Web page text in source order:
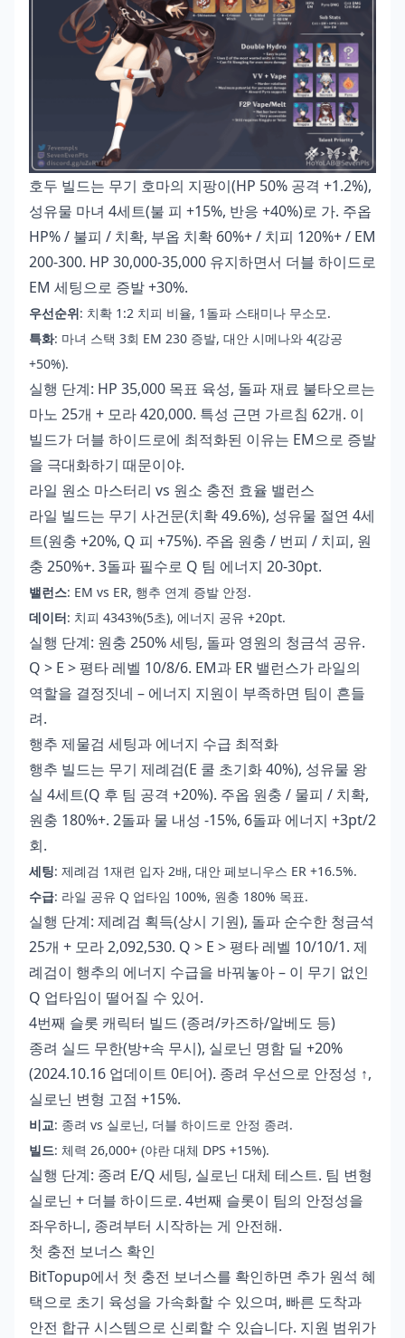
호두 빌드는 무기 호마의 지팡이(HP 50% 공격 +1.2%),
성유물 마녀 4세트(불 피 +15%, 반응 +40%)로 가. 주옵
HP% / 불피 / 치확, 부옵 치확 60%+ / 치피 120%+ / EM
200-300. HP 30,000-35,000 유지하면서 더블 하이드로
EM 세팅으로 증발 +30%.
우선순위: 치확 1:2 치피 비율, 1돌파 스태미나 무소모.
특화: 마녀 스택 3회 EM 230 증발, 대안 시메나와 4(강공
+50%).
실행 단계: HP 35,000 목표 육성, 돌파 재료 불타오르는
마노 25개 + 모라 420,000. 특성 근면 가르침 62개. 이
빌드가 더블 하이드로에 최적화된 이유는 EM으로 증발
을 극대화하기 때문이야.
라일 원소 마스터리 vs 원소 충전 효율 밸런스
라일 빌드는 무기 사건문(치확 49.6%), 성유물 절연 4세
트(원충 +20%, Q 피 +75%). 주옵 원충 / 번피 / 치피, 원
충 250%+. 3돌파 필수로 Q 팀 에너지 20-30pt.
밸런스: EM vs ER, 행추 연계 증발 안정.
데이터: 치피 4343%(5초), 에너지 공유 +20pt.
실행 단계: 원충 250% 세팅, 돌파 영원의 청금석 공유.
Q > E > 평타 레벨 10/8/6. EM과 ER 밸런스가 라일의
역할을 결정짓네 – 에너지 지원이 부족하면 팀이 흔들
려.
행추 제물검 세팅과 에너지 수급 최적화
행추 빌드는 무기 제례검(E 쿨 초기화 40%), 성유물 왕
실 4세트(Q 후 팀 공격 +20%). 주옵 원충 / 물피 / 치확,
원충 180%+. 2돌파 물 내성 -15%, 6돌파 에너지 +3pt/2
회.
세팅: 제례검 1재련 입자 2배, 대안 페보니우스 ER +16.5%.
수급: 라일 공유 Q 업타임 100%, 원충 180% 목표.
실행 단계: 제례검 획득(상시 기원), 돌파 순수한 청금석
25개 + 모라 2,092,530. Q > E > 평타 레벨 10/10/1. 제
례검이 행추의 에너지 수급을 바꿔놓아 – 이 무기 없인
Q 업타임이 떨어질 수 있어.
4번째 슬롯 캐릭터 빌드 (종려/카즈하/알베도 등)
종려 실드 무한(방+속 무시), 실로닌 명함 딜 +20%
(2024.10.16 업데이트 0티어). 종려 우선으로 안정성 ↑,
실로닌 변형 고점 +15%.
비교: 종려 vs 실로닌, 더블 하이드로 안정 종려.
빌드: 체력 26,000+ (야란 대체 DPS +15%).
실행 단계: 종려 E/Q 세팅, 실로닌 대체 테스트. 팀 변형
실로닌 + 더블 하이드로. 4번째 슬롯이 팀의 안정성을
좌우하니, 종려부터 시작하는 게 안전해.
첫 충전 보너스 확인
BitTopup에서 첫 충전 보너스를 확인하면 추가 원석 혜
택으로 초기 육성을 가속화할 수 있으며, 빠른 도착과
안전 합규 시스템으로 신뢰할 수 있습니다. 지원 범위가